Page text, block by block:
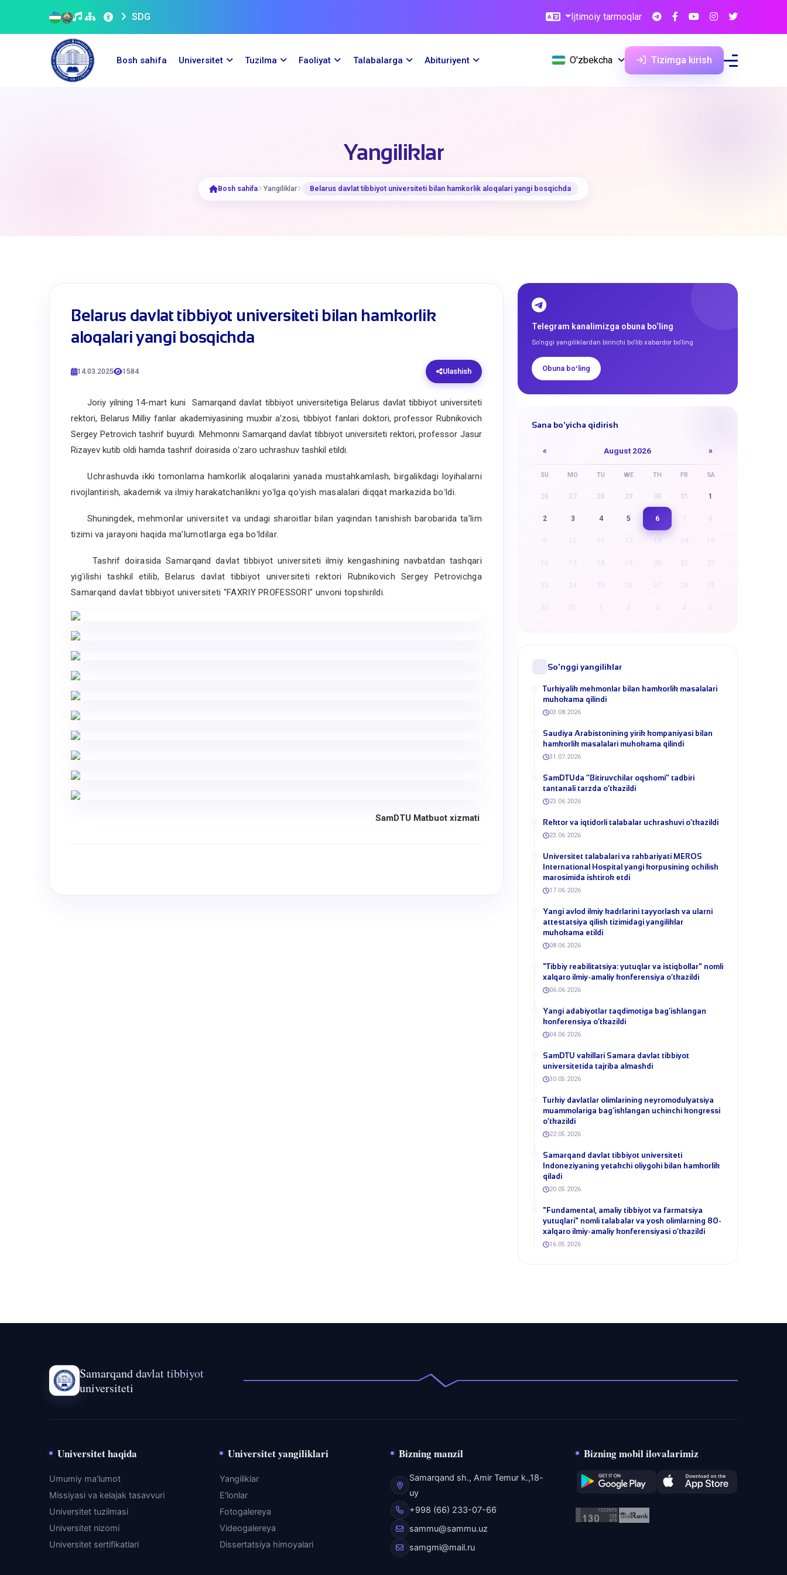
SDG Ijtimoiy tarmoqlar
Bosh sahifa Universitet Tuzilma Faoliyat Talabalarga Abituriyent O'zbekcha Tizimga kirish
Yangiliklar
Bosh sahifa Yangiliklar Belarus davlat tibbiyot universiteti bilan hamkorlik aloqalari yangi bosqichda
Belarus davlat tibbiyot universiteti bilan hamkorlik
aloqalari yangi bosqichda
14.03.2025 1584 Ulashish
Joriy yilning 14-mart kuni Samarqand davlat tibbiyot universitetiga Belarus davlat tibbiyot universiteti
rektori, Belarus Milliy fanlar akademiyasining muxbir a’zosi, tibbiyot fanlari doktori, professor Rubnikovich
Sergey Petrovich tashrif buyurdi. Mehmonni Samarqand davlat tibbiyot universiteti rektori, professor Jasur
Rizayev kutib oldi hamda tashrif doirasida oʻzaro uchrashuv tashkil etildi.
Uchrashuvda ikki tomonlama hamkorlik aloqalarini yanada mustahkamlash, birgalikdagi loyihalarni
rivojlantirish, akademik va ilmiy harakatchanlikni yoʻlga qoʻyish masalalari diqqat markazida boʻldi.
Shuningdek, mehmonlar universitet va undagi sharoitlar bilan yaqindan tanishish barobarida taʼlim
tizimi va jarayoni haqida maʼlumotlarga ega boʻldilar.
Tashrif doirasida Samarqand davlat tibbiyot universiteti ilmiy kengashining navbatdan tashqari
yigʻilishi tashkil etilib, Belarus davlat tibbiyot universiteti rektori Rubnikovich Sergey Petrovichga
Samarqand davlat tibbiyot universiteti "FAXRIY PROFESSORI" unvoni topshirildi.
SamDTU Matbuot xizmati
Telegram kanalimizga obuna bo‘ling
So‘nggi yangiliklardan birinchi bo‘lib xabardor bo‘ling
Obuna boʻling
Sana bo'yicha qidirish
« August 2026 »
SU MO TU WE TH FR SA
26 27 28 29 30 31 1
2 3 4 5 6
13 15
21 22
27 28 29
3 4 5
So'nggi yangiliklar
Turkiyalik mehmonlar bilan hamkorlik masalalari
muhokama qilindi
03.08.2026
​Saudiya Arabistonining yirik kompaniyasi bilan
hamkorlik masalalari muhokama qilindi
31.07.2026
​SamDTUda “Bitiruvchilar oqshomi” tadbiri
tantanali tarzda o‘tkazildi
23.06.2026
​Rektor va iqtidorli talabalar uchrashuvi o‘tkazildi
23.06.2026
Universitet talabalari va rahbariyati MEROS
International Hospital yangi korpusining ochilish
marosimida ishtirok etdi
17.06.2026
Yangi avlod ilmiy kadrlarini tayyorlash va ularni
attestatsiya qilish tizimidagi yangiliklar
muhokama etildi
08.06.2026
​"Tibbiy reabilitatsiya: yutuqlar va istiqbollar" nomli
xalqaro ilmiy-amaliy konferensiya o‘tkazildi
06.06.2026
​Yangi adabiyotlar taqdimotiga bag‘ishlangan
konferensiya o‘tkazildi
04.06.2026
SamDTU vakillari Samara davlat tibbiyot
universitetida tajriba almashdi
30.05.2026
​Turkiy davlatlar olimlarining neyromodulyatsiya
muammolariga bag‘ishlangan uchinchi kongressi
o‘tkazildi
22.05.2026
Samarqand davlat tibbiyot universiteti
Indoneziyaning yetakchi oliygohi bilan hamkorlik
qiladi
20.05.2026
​"Fundamental, amaliy tibbiyot va farmatsiya
yutuqlari" nomli talabalar va yosh olimlarning 80-
xalqaro ilmiy-amaliy konferensiyasi o‘tkazildi
16.05.2026
Samarqand davlat tibbiyot
universiteti
Universitet haqida
Umumiy ma'lumot
Missiyasi va kelajak tasavvuri
Universitet tuzilmasi
Universitet nizomi
Universitet sertifikatlari
Universitet yangiliklari
Yangiliklar
E'lonlar
Fotogalereya
Videogalereya
Dissertatsiya himoyalari
Bizning manzil
Samarqand sh., Amir Temur k.,18-
uy
+998 (66) 233-07-66
sammu@sammu.uz
samgmi@mail.ru
Bizning mobil ilovalarimiz